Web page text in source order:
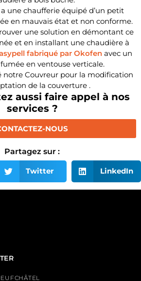
a une chaufferie équipé d’un petit
en mauvais état et non conforme.
une solution en démontant ce
et en installant une chaudière à
fabriqué par Okofen avec un
en ventouse verticale.
notre Couvreur pour la modification
de la couverture .
aussi faire appel à nos
services ?
NOUS
Partagez sur :
Twitter LinkedIn